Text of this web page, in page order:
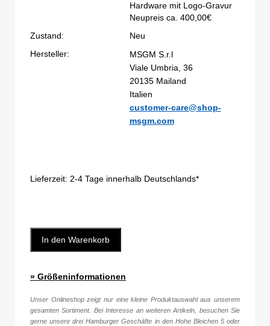
Hardware mit Logo-Gravur
Neupreis ca. 400,00€
Zustand:
Neu
Hersteller:
MSGM S.r.l
Viale Umbria, 36
20135 Mailand
Italien
customer-care@shop-
msgm.com
Lieferzeit: 2-4 Tage innerhalb Deutschlands*
In den Warenkorb
» Größeninformationen
Unser Onlineshop zeigt nur eine kleine Produktauswahl aus unserem
gesamten Sortiment. Bei Interesse an weiteren Artikeln, besuchen Sie
gerne unsere drei Hamburger Geschäfte in den Hohe Bleichen 5 oder